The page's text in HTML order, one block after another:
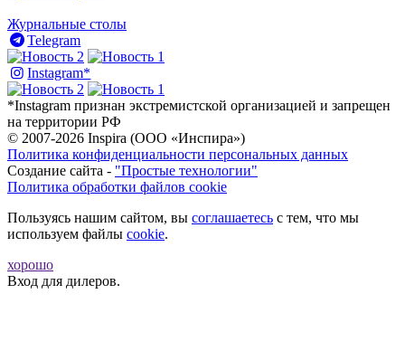
Журнальные столы
Telegram
Instagram*
*Instagram признан экстремистской организацией и запрещен
на территории РФ
© 2007-2026 Inspira (ООО «Инспира»)
Политика конфиденциальности персональных данных
Создание сайта - "Простые технологии"
Политика обработки файлов cookie
Пользуясь нашим сайтом, вы соглашаетесь с тем, что мы
используем файлы cookie.
хорошо
Вход для дилеров.